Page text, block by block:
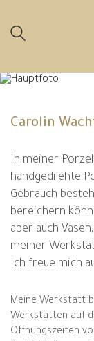
Carolin
In meiner
handgedrehte
Gebrauch
bereichern
aber auch
meiner
Ich freue mich
Meine Werkstatt
Werkstätten auf
Öffnungszeiten